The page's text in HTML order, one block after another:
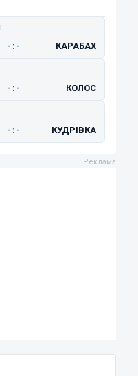
- : - КАРАБАХ
- : - КОЛОС
- : - КУДРІВКА